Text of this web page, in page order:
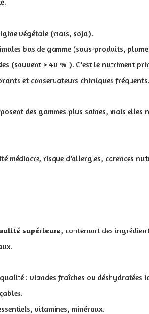
végétale (maïs, soja).
bas de gamme (sous-produits,
(souvent > 40 % ). C'est le nutriment
et conservateurs chimiques fréquents.
des gammes plus saines, mais
médiocre, risque d’allergies, carences
supérieure, contenant des
: viandes fraîches ou déshydratées
vitamines, minéraux.